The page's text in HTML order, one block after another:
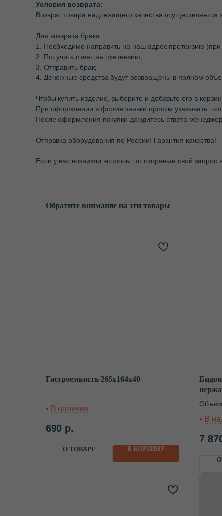
Условия возврата:
Возврат товара надлежащего качества осуществляется
Для возврата брака:
1. Необходимо направить на наш адрес претензию
2. Получить ответ на претензию;
3. Отправить брак;
4. Денежные средства будут возвращены в полном
Чтобы купить изделие, выберите и добавьте его в
При оформлении в форме заявки просим указывать:
После оформления покупки дождитесь ответа
Отправка оборудования по России! Гарантия качества!
Если у вас возникли вопросы, то отправьте свой запрос
Обратите внимание на эти товары
Гастроемкость 265х164х40
690 р.
О ТОВАРЕ В КОРЗИНУ
7
О